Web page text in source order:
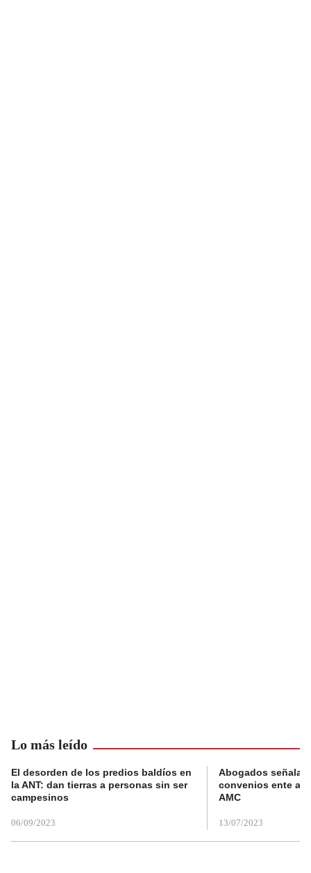
Lo más leído
El desorden de los predios baldíos en
la ANT: dan tierras a personas sin ser
campesinos
06/09/2023
Abogados
convenios ente
AMC
13/07/2023